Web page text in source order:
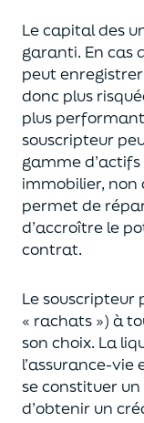
Le capital des
garanti. En cas
peut
donc plus
plus
souscripteur
gamme
immobilier, non
permet de
d’accroître le
contrat.
Le
« rachats ») à
son choix. La
l’assurance-vie
se constituer
d’obtenir un